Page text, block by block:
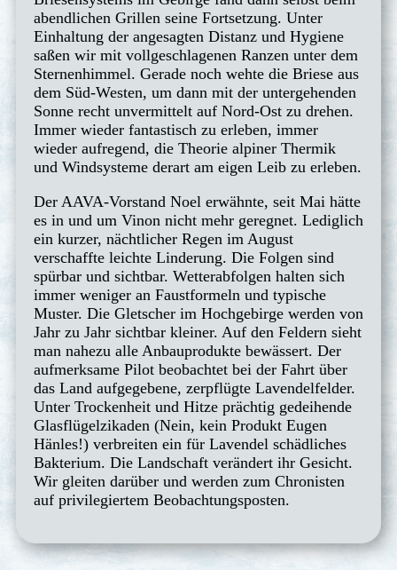
abendlichen Grillen seine Fortsetzung. Unter
Einhaltung der angesagten Distanz und Hygiene
saßen wir mit vollgeschlagenen Ranzen unter dem
Sternenhimmel. Gerade noch wehte die Briese aus
dem Süd-Westen, um dann mit der untergehenden
Sonne recht unvermittelt auf Nord-Ost zu drehen.
Immer wieder fantastisch zu erleben, immer
wieder aufregend, die Theorie alpiner Thermik
und Windsysteme derart am eigen Leib zu erleben.
Der AAVA-Vorstand Noel erwähnte, seit Mai hätte
es in und um Vinon nicht mehr geregnet. Lediglich
ein kurzer, nächtlicher Regen im August
verschaffte leichte Linderung. Die Folgen sind
spürbar und sichtbar. Wetterabfolgen halten sich
immer weniger an Faustformeln und typische
Muster. Die Gletscher im Hochgebirge werden von
Jahr zu Jahr sichtbar kleiner. Auf den Feldern sieht
man nahezu alle Anbauprodukte bewässert. Der
aufmerksame Pilot beobachtet bei der Fahrt über
das Land aufgegebene, zerpflügte Lavendelfelder.
Unter Trockenheit und Hitze prächtig gedeihende
Glasflügelzikaden (Nein, kein Produkt Eugen
Hänles!) verbreiten ein für Lavendel schädliches
Bakterium. Die Landschaft verändert ihr Gesicht.
Wir gleiten darüber und werden zum Chronisten
auf privilegiertem Beobachtungsposten.